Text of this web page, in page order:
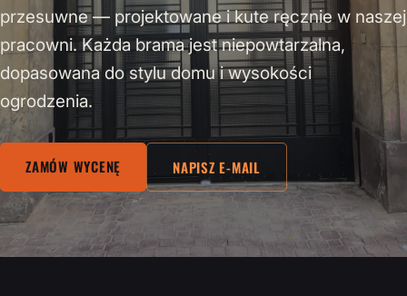
przesuwne — projektowane i kute ręcznie w naszej
pracowni. Każda brama jest niepowtarzalna,
dopasowana do stylu domu i wysokości
ogrodzenia.
ZAMÓW WYCENĘ NAPISZ E-MAIL